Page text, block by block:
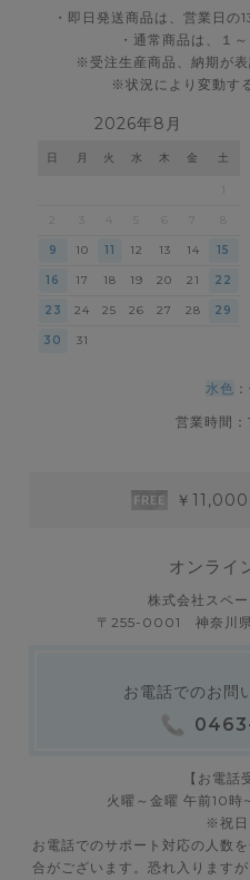
・即日発送商品は、営業日の
・通常商品は、１
※受注生産商品、納期が表
※状況により変動す
2026年8月
日 月 火 水 木 金 土
4 7 8
9 10 11 12 13 14 15
16 17 18 19 20 21 22
23 24 25 26 27 28 29
30 31
水色
営業時間
￥
オンライ
株式会社スペ
〒255-0001 神奈川
お電話でのお問
【お電話
火曜～金曜 午前10時
※祝日
お電話でのサポート対応の人数
合がございます。恐れ入ります